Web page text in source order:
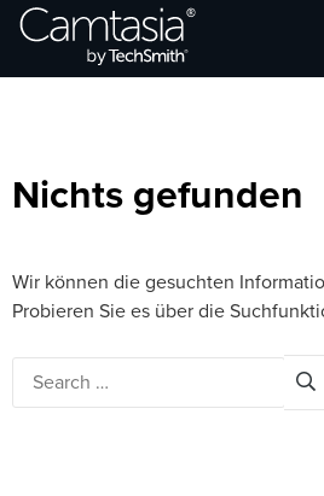
Direkt
zumBrowse Categories
Nichts gefunden
Wir können die gesuchten
Probieren Sie es über die